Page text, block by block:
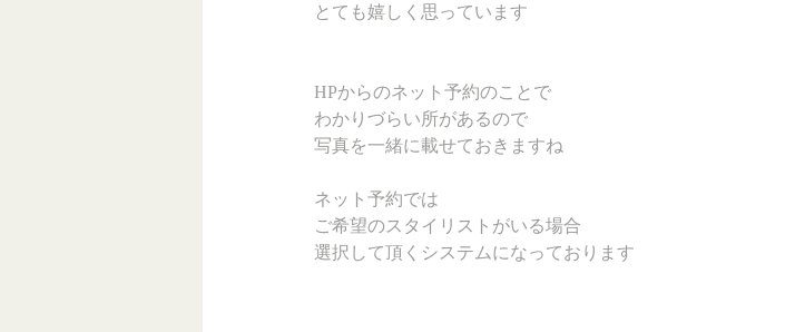
とても嬉しく思っています
HPからのネット予約のことで
わかりづらい所があるので
写真を一緒に載せておきますね
ネット予約では
ご希望のスタイリストがいる場合
選択して頂くシステムになっております